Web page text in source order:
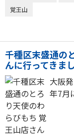
覚王山
千種区末盛通の
んに行ってきま
大阪
年7月